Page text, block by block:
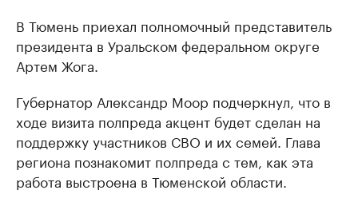
В Тюмень приехал полномочный представитель
президента в Уральском федеральном округе
Артем Жога.
Губернатор Александр Моор подчеркнул, что в
ходе визита полпреда акцент будет сделан на
поддержку участников СВО и их семей. Глава
региона познакомит полпреда с тем, как эта
работа выстроена в Тюменской области.